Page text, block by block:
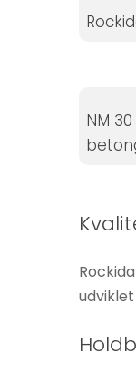
NM
dit besøg.
forsvinder
dele dine